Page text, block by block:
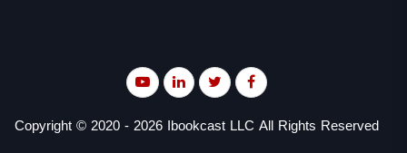
Copyright © 2020 - 2026 Ibookcast LLC All Rights Reserved